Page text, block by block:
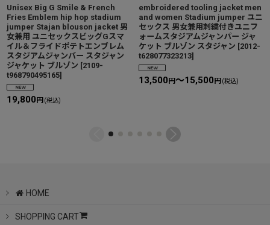
Unisex Big G Smile & French
Fries Emblem hip hop stadium
jumper Stajan blouson jacket 男
女兼用 ユニセックスビッグGスマ
イル＆フライドポテトエンブレム
スタジアムジャンバー スタジャン
ジャケット ブルゾン [2109-
t968790495165]
19,800 円 (税込)
embroidered tooling jacket men
and women Stadium jumper ユニ
セックス 男女兼用刺繍付きユニフ
ォームスタジアムジャンパー ジャ
ケット ブルゾン スタジャン [2012-
t628077323213]
13,500 円 ～15,500 円 (税込)
HOME
SHOPPING CART